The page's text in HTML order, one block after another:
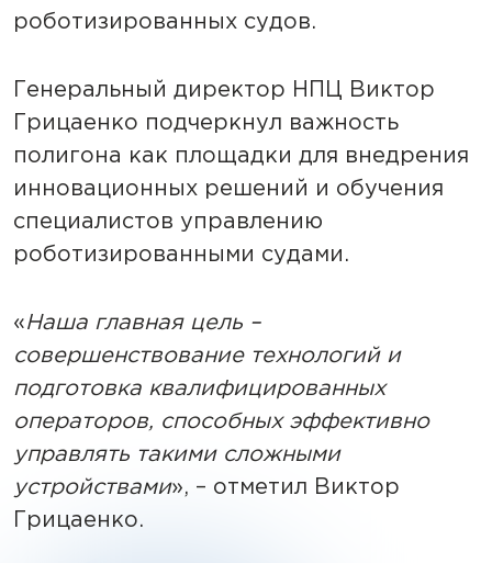
роботизированных судов.
Генеральный директор НПЦ Виктор
Грицаенко подчеркнул важность
полигона как площадки для внедрения
инновационных решений и обучения
специалистов управлению
роботизированными судами.
«Наша главная цель –
совершенствование технологий и
подготовка квалифицированных
операторов, способных эффективно
управлять такими сложными
устройствами», – отметил Виктор
Грицаенко.